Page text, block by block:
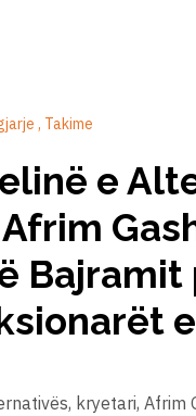
Takime
e
kryetari,